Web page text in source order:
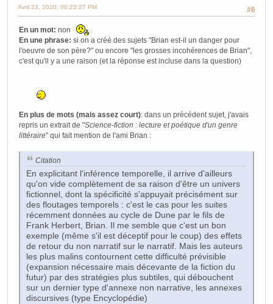
#6
Avril 23, 2020, 06:22:27 PM
En un mot: non
En une phrase: si on a créé des sujets "Brian est-il un danger pour
l'oeuvre de son père?" ou encore "les grosses incohérences de Brian",
c'est qu'il y a une raison (et la réponse est incluse dans la question)
En plus de mots (mais assez court): dans un précédent sujet, j'avais
repris un extrait de "Science-fiction : lecture et poétique d'un genre
littéraire" qui fait mention de l'ami Brian :
Citation
En explicitant l'inférence temporelle, il arrive d'ailleurs
qu'on vide complètement de sa raison d'être un univers
fictionnel, dont la spécificité s'appuyait précisément sur
des floutages temporels : c'est le cas pour les suites
récemment données au cycle de Dune par le fils de
Frank Herbert, Brian. Il me semble que c'est un bon
exemple (même s'il est déceptif pour le coup) des effets
de retour du non narratif sur le narratif. Mais les auteurs
les plus malins contournent cette difficulté prévisible
(expansion nécessaire mais décevante de la fiction du
futur) par des stratégies plus subtiles, qui débouchent
sur un dernier type d'annexe non narrative, les annexes
discursives (type Encyclopédie)